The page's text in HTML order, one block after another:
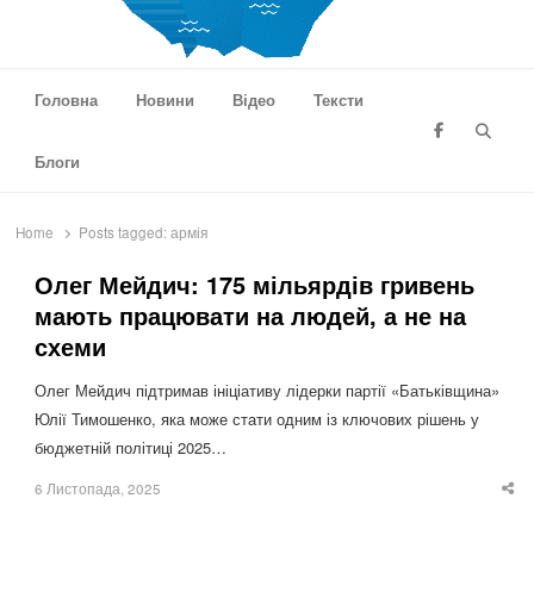
Головна
Новини Відео Тексти
Блоги
Home Posts tagged:армія
Олег Мейдич: 175 мільярдів гривень
мають працювати на людей, а не на
схеми
Олег Мейдич підтримав ініціативу лідерки партії «Батьківщина»
Юлії Тимошенко, яка може стати одним із ключових рішень у
бюджетній політиці 2025…
6 Листопада, 2025